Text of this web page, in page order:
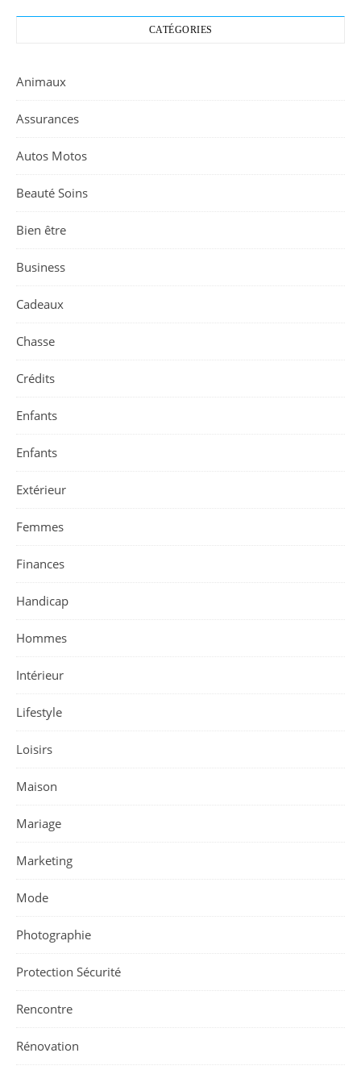
CATÉGORIES
Animaux
Assurances
Autos Motos
Beauté Soins
Bien être
Business
Cadeaux
Chasse
Crédits
Enfants
Enfants
Extérieur
Femmes
Finances
Handicap
Hommes
Intérieur
Lifestyle
Loisirs
Maison
Mariage
Marketing
Mode
Photographie
Protection Sécurité
Rencontre
Rénovation